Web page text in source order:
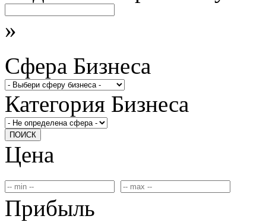
»
Сфера Бизнеса
Категория Бизнеса
ПОИСК
Цена
Прибыль